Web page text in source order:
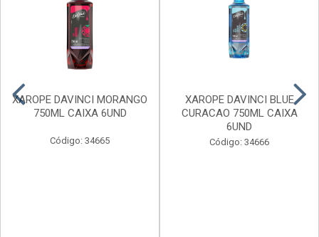
XAROPE DAVINCI MORANGO
750ML CAIXA 6UND
Código: 34665
XAROPE DAVINCI BLUE
CURACAO 750ML CAIXA
6UND
Código: 34666